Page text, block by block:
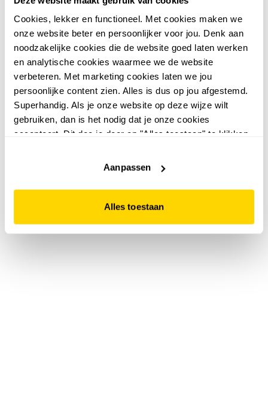
Cookies, lekker en functioneel. Met cookies maken we
onze website beter en persoonlijker voor jou. Denk aan
noodzakelijke cookies die de website goed laten werken
en analytische cookies waarmee we de website
verbeteren. Met marketing cookies laten we jou
persoonlijke content zien. Alles is dus op jou afgestemd.
Superhandig. Als je onze website op deze wijze wilt
gebruiken, dan is het nodig dat je onze cookies
accepteert. Dit doe je door op "Alles toestaan" te klikken.
website niet optimaal functioneert.
Aanpassen
Alles toestaan